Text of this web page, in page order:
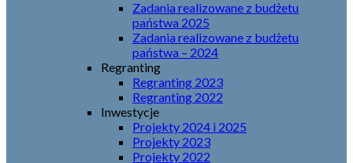
Zadania realizowane z budżetu
państwa 2025
Zadania realizowane z budżetu
państwa – 2024
Regranting
Regranting 2023
Regranting 2022
Inwestycje
Projekty 2024 i 2025
Projekty 2023
Projekty 2022